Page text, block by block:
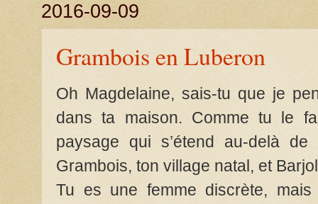
2016-09-09
Grambois en Luberon
Oh Magdelaine, sais-tu que je
dans ta maison. Comme tu le
paysage qui s’étend au-delà
Grambois, ton village natal, et
Tu es une femme discrète,